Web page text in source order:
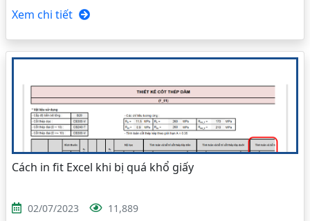
Xem chi tiết
Cách in fit Excel khi bị quá khổ giấy
02/07/2023 11,889